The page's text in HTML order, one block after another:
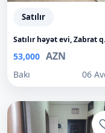
Satılır
Satılır həyət evi, Zabrat q.
53,000 AZN
Bakı 06